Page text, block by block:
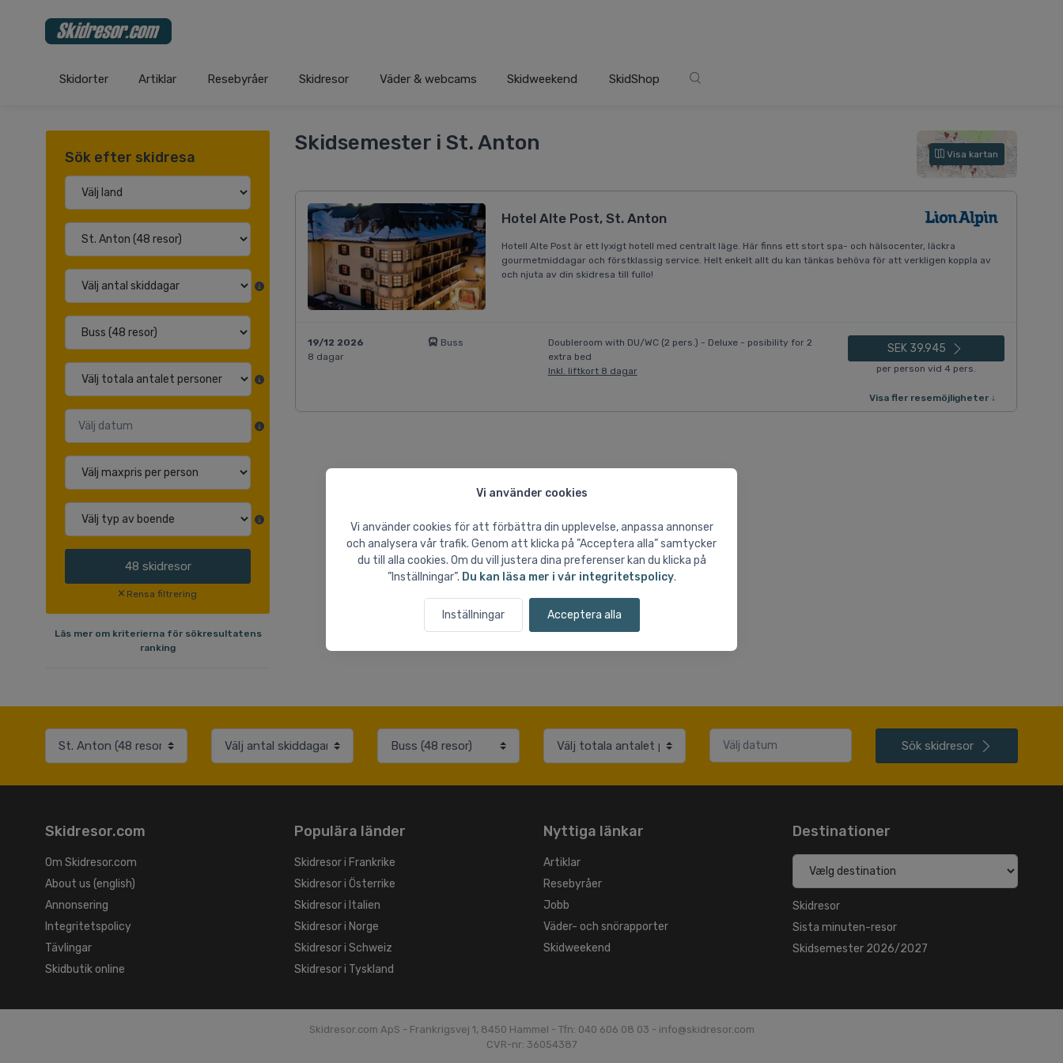
Vi använder cookies
Vi använder cookies för att förbättra din upplevelse, anpassa annonser
och analysera vår trafik. Genom att klicka på ”Acceptera alla” samtycker
du till alla cookies. Om du vill justera dina preferenser kan du klicka på
”Inställningar”. Du kan läsa mer i vår integritetspolicy.
Inställningar Acceptera alla
Skidorter Artiklar Resebyråer Skidresor Väder & webcams Skidweekend SkidShop
Sök efter skidresa
48 skidresor
Rensa filtrering
Läs mer om kriterierna för sökresultatens
ranking
Skidsemester i St. Anton Visa kartan
Hotel Alte Post, St. Anton
Hotell Alte Post är ett lyxigt hotell med centralt läge. Här finns ett stort spa- och hälsocenter, läckra
gourmetmiddagar och förstklassig service. Helt enkelt allt du kan tänkas behöva för att verkligen koppla av
och njuta av din skidresa till fullo!
19/12 2026
8 dagar
Buss
Doubleroom with DU/WC (2 pers.) - Deluxe - posibility for 2
extra bed
Inkl. liftkort 8 dagar
SEK 39.945
per person vid 4 pers.
Visa fler resemöjligheter ↓
Sök skidresor
Skidresor.com
Om Skidresor.com
About us (english)
Annonsering
Integritetspolicy
Tävlingar
Skidbutik online
Populära länder
Skidresor i Frankrike
Skidresor i Österrike
Skidresor i Italien
Skidresor i Norge
Skidresor i Schweiz
Skidresor i Tyskland
Nyttiga länkar
Artiklar
Resebyråer
Jobb
Väder- och snörapporter
Skidweekend
Destinationer
Skidresor
Sista minuten-resor
Skidsemester 2026/2027
Skidresor.com ApS - Frankrigsvej 1, 8450 Hammel - Tfn: 040 606 08 03 - info@skidresor.com
CVR-nr: 36054387